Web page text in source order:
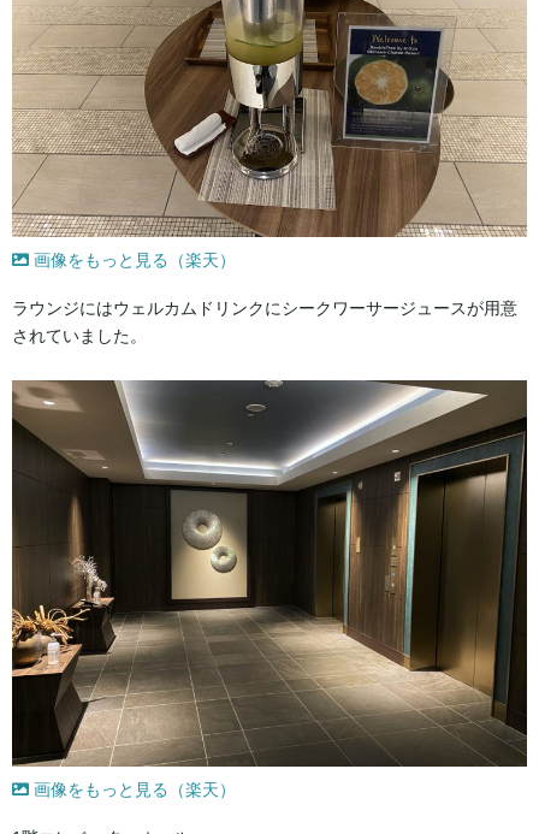
画像をもっと見る（楽天）
ラウンジにはウェルカムドリンクにシークワーサージュースが用意
されていました。
画像をもっと見る（楽天）